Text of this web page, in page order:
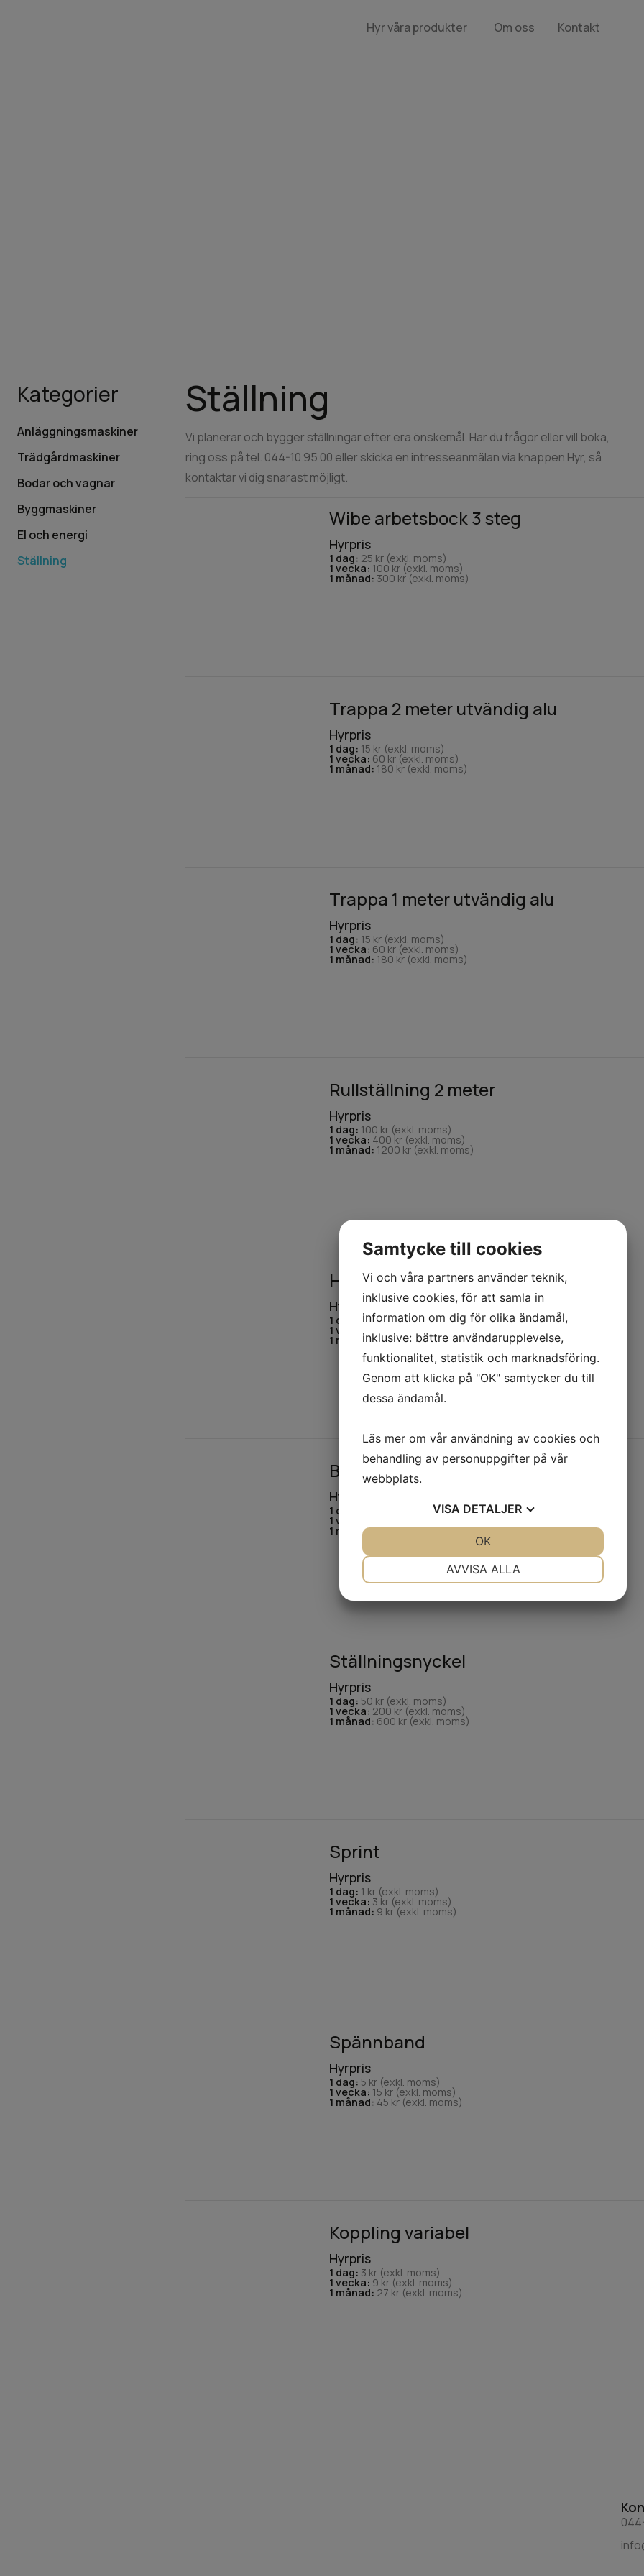
Hyr våra produkter Om oss Kontakt
Ställning
Vi planerar och bygger ställningar efter era önskemål. Har du frågor eller vill boka,
ring oss på tel. 044-10 95 00 eller skicka en intresseanmälan via knappen Hyr, så
kontaktar vi dig snarast möjligt.
Wibe arbetsbock 3 steg
Hyrpris
1 dag: 25 kr (exkl. moms)
1 vecka: 100 kr (exkl. moms)
1 månad: 300 kr (exkl. moms)
Trappa 2 meter utvändig alu
Hyrpris
1 dag: 15 kr (exkl. moms)
1 vecka: 60 kr (exkl. moms)
1 månad: 180 kr (exkl. moms)
Trappa 1 meter utvändig alu
Hyrpris
1 dag: 15 kr (exkl. moms)
1 vecka: 60 kr (exkl. moms)
1 månad: 180 kr (exkl. moms)
Rullställning 2 meter
Hyrpris
1 dag: 100 kr (exkl. moms)
1 vecka: 400 kr (exkl. moms)
1 månad: 1200 kr (exkl. moms)
Hjul
Hyrpris
1 dag: 10 kr (exkl. moms)
1 vecka: 40 kr (exkl. moms)
1 månad:120 kr (exkl. moms)
Byggstaket 3×2 meter
Hyrpris
1 dag: 5 kr (exkl. moms)
1 vecka:
1 månad:45 kr (exkl. moms)
Ställningsnyckel
Hyrpris
1 dag: 50 kr (exkl. moms)
1 vecka: 200 kr (exkl. moms)
1 månad: 600 kr (exkl. moms)
Sprint
Hyrpris
1 dag: 1 kr (exkl. moms)
1 vecka: 3 kr (exkl. moms)
1 månad: 9 kr (exkl. moms)
Spännband
Hyrpris
1 dag: 5 kr (exkl. moms)
1 vecka: 15 kr (exkl. moms)
1 månad: 45 kr (exkl. moms)
Koppling variabel
Hyrpris
1 dag: 3 kr (exkl. moms)
1 vecka: 9 kr (exkl. moms)
1 månad: 27 kr (exkl. moms)
Kategorier
Anläggningsmaskiner
Trädgårdmaskiner
Bodar och vagnar
Byggmaskiner
El och energi
Ställning
Samtycke till cookies
Vi och våra partners använder teknik,
inklusive cookies, för att samla in
information om dig för olika ändamål,
inklusive: bättre användarupplevelse,
funktionalitet, statistik och marknadsföring.
Genom att klicka på "OK" samtycker du till
dessa ändamål.
Läs mer om vår användning av cookies och
behandling av personuppgifter på vår
webbplats.
VISA DETALJER
AVVISA ALLA
OK